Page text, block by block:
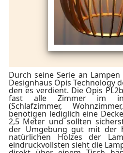
Durch seine Serie an
Designhaus Opis Technology
den es verdient. Die Opis
fast alle Zimmer im
(Schlafzimmer,
benötigen lediglich eine
2,5 Meter und sollten
der Umgebung gut mit der
natürlichen Holzes der
eindruckvollsten sieht die